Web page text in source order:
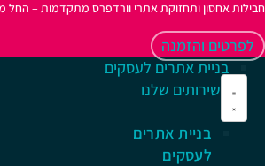
אחסון ותחזוקת אתרי וורדפרס מתקדמות – החל מ- 54 ש"ח לחודש כולל מע"מ
לפרטים והזמנה
בניית אתרים
לעסקים
בניית אתרים לעסקים
השירותים שלנו